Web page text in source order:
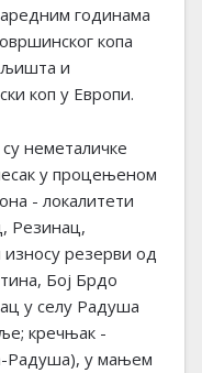
годинама
копа
и
коп у Европи.
неметаличке
у процењеном
- локалитети
Резинац,
резерви од
Бој Брдо
у селу Радуша
кречњак -
Радуша), у мањем